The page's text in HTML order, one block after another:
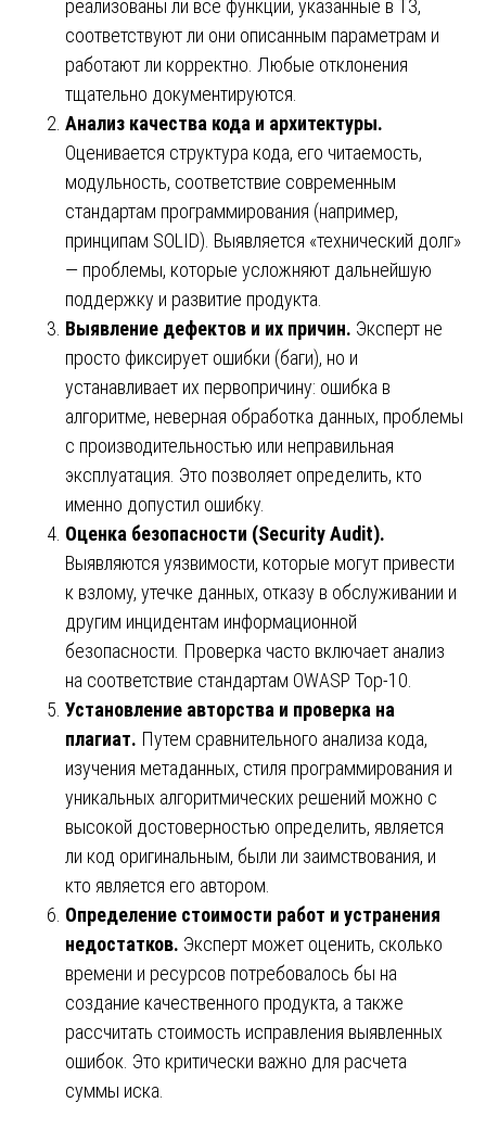
реализованы ли все функции, указанные в ТЗ,
соответствуют ли они описанным параметрам и
работают ли корректно. Любые отклонения
тщательно документируются.
Анализ качества кода и архитектуры.
Оценивается структура кода, его читаемость,
модульность, соответствие современным
стандартам программирования (например,
принципам SOLID). Выявляется «технический долг»
— проблемы, которые усложняют дальнейшую
поддержку и развитие продукта.
Выявление дефектов и их причин. Эксперт не
просто фиксирует ошибки (баги), но и
устанавливает их первопричину: ошибка в
алгоритме, неверная обработка данных, проблемы
с производительностью или неправильная
эксплуатация. Это позволяет определить, кто
именно допустил ошибку.
Оценка безопасности (Security Audit).
Выявляются уязвимости, которые могут привести
к взлому, утечке данных, отказу в обслуживании и
другим инцидентам информационной
безопасности. Проверка часто включает анализ
на соответствие стандартам OWASP Top-10.
Установление авторства и проверка на
плагиат. Путем сравнительного анализа кода,
изучения метаданных, стиля программирования и
уникальных алгоритмических решений можно с
высокой достоверностью определить, является
ли код оригинальным, были ли заимствования, и
кто является его автором.
Определение стоимости работ и устранения
недостатков. Эксперт может оценить, сколько
времени и ресурсов потребовалось бы на
создание качественного продукта, а также
рассчитать стоимость исправления выявленных
ошибок. Это критически важно для расчета
суммы иска.